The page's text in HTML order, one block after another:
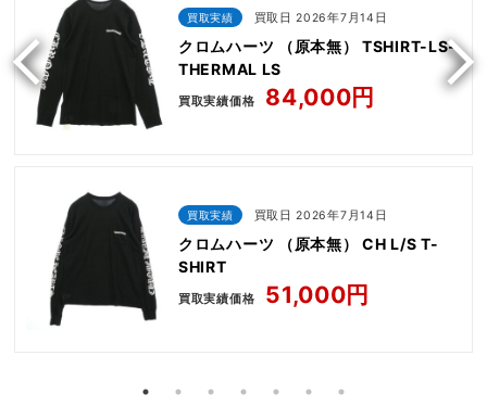
買取実績 買取日 2026年7月14日
クロムハーツ （原本無） TSHIRT-LS-
THERMAL LS
買取実績価格 84,000円
買取実績 買取日 2026年7月14日
クロムハーツ （原本無） CH L/S T-
SHIRT
買取実績価格 51,000円